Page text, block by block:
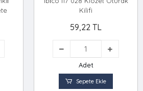
Kilifi
59,22 TL
Adet
Sepete Ekle